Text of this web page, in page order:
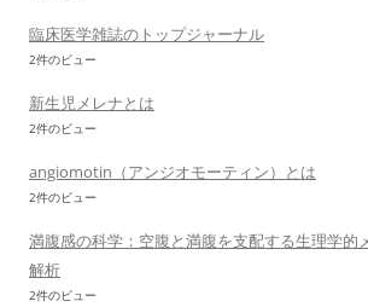
臨床医学雑誌のトップジャーナル
2件のビュー
新生児メレナとは
2件のビュー
angiomotin（アンジオモーティン）とは
2件のビュー
満腹感の科学：空腹と満腹を支配する生理学的
解析
2件のビュー